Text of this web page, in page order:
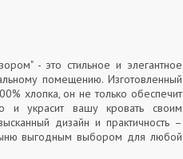
- это стильное и элегантное
помещению. Изготовленный
хлопка, он не только обеспечит
и украсит вашу кровать своим
дизайн и практичность –
выгодным выбором для любой